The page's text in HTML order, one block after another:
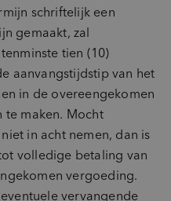
schriftelijk een
gemaakt, zal
tien (10)
aanvangstijdstip van het
in de overeengekomen
te maken. Mocht
in acht nemen, dan is
volledige betaling van
vergoeding.
vervangende